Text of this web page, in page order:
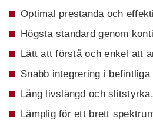
Optimal prestanda och
Högsta standard genom
Lätt att förstå och enkel att
Snabb integrering i
Lång livslängd och slitstyrka.
Lämplig för ett brett